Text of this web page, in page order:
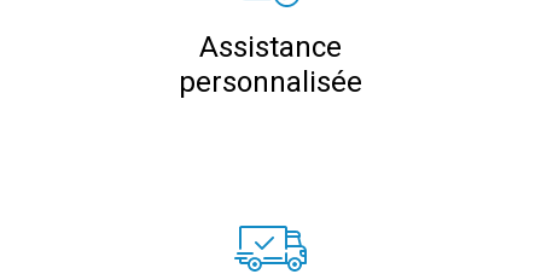
Assistance
personnalisée